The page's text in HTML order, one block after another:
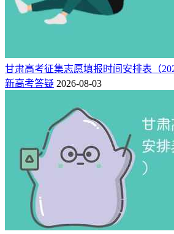
甘肃高考征集志愿填报时间安排表（
新高考答疑 2026-08-03